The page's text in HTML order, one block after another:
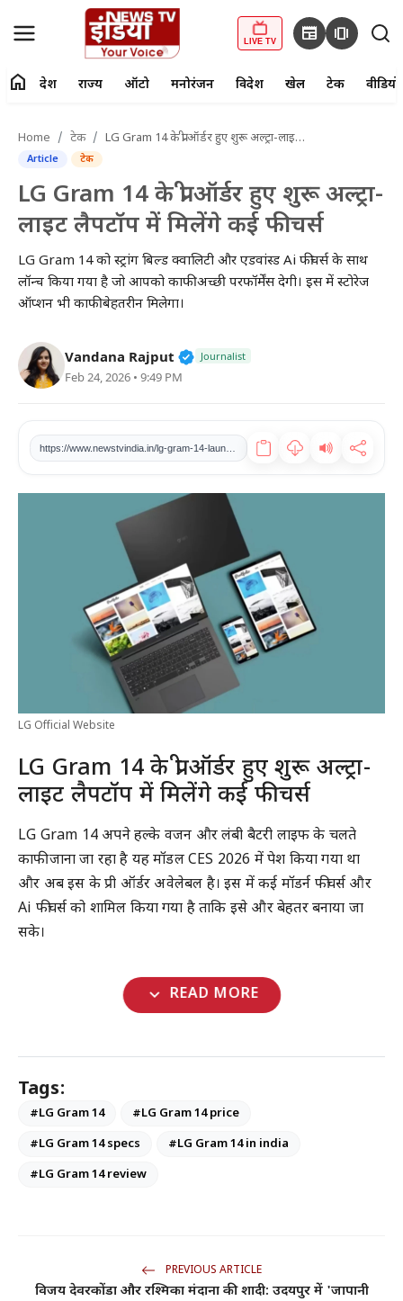
LIVE TV newspaper amp_stories
Home
राज्य
ऑटो
मनोरंजन
विदेश
home देश राज्य ऑटो मनोरंजन विदेश खेल टेक वीडियो
Home टेक LG Gram 14 के प्री ऑर्डर हुए शुरू अल्ट्रा-लाइट लैपटॉप में मिलेंगे कई फीचर्स
Article टेक
LG Gram 14 के प्री ऑर्डर हुए शुरू अल्ट्रा-
लाइट लैपटॉप में मिलेंगे कई फीचर्स
LG Gram 14 को स्ट्रांग बिल्ड क्वालिटी और एडवांस्ड Ai फीचर्स के साथ
लॉन्च किया गया है जो आपको काफी अच्छी परफॉर्मेंस देगी। इस में स्टोरेज
ऑप्शन भी काफी बेहतरीन मिलेगा।
Vandana Rajput Verified Public Figure • 27
Journalist
Feb 24, 2026 • 9:49 PM
LG Official Website
LG Gram 14 के प्री ऑर्डर हुए शुरू अल्ट्रा-
लाइट लैपटॉप में मिलेंगे कई फीचर्स
LG Gram 14 अपने हल्के वजन और लंबी बैटरी लाइफ के चलते
काफी जाना जा रहा है यह मॉडल CES 2026 में पेश किया गया था
और अब इस के प्री ऑर्डर अवेलेबल है। इस में कई मॉडर्न फीचर्स और
Ai फीचर्स को शामिल किया गया है ताकि इसे और बेहतर बनाया जा
सके।
expand_more READ MORE
Tags:
#LG Gram 14
#LG Gram 14 price
#LG Gram 14 specs
#LG Gram 14 in india
#LG Gram 14 review
PREVIOUS ARTICLE
विजय देवरकोंडा और रश्मिका मंदाना की शादी: उदयपुर में 'जापानी